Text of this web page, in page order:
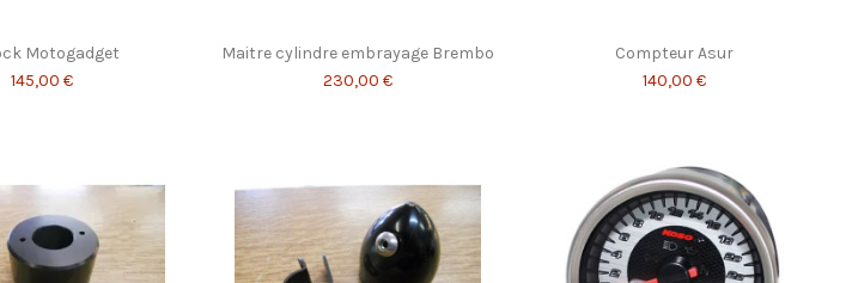
Motogadget
145,00 €
Maitre cylindre embrayage Brembo
230,00 €
Compteur Asur
140,00 €